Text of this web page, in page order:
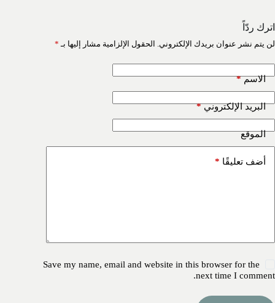
اترك ردّاً
لن يتم نشر عنوان بريدك الإلكتروني. الحقول الإلزامية مشار إليها بـ *
الاسم*
البريد الإلكتروني*
الموقع
أضف تعليقًا *
Save my name, email and website in this browser for the
next time I comment.